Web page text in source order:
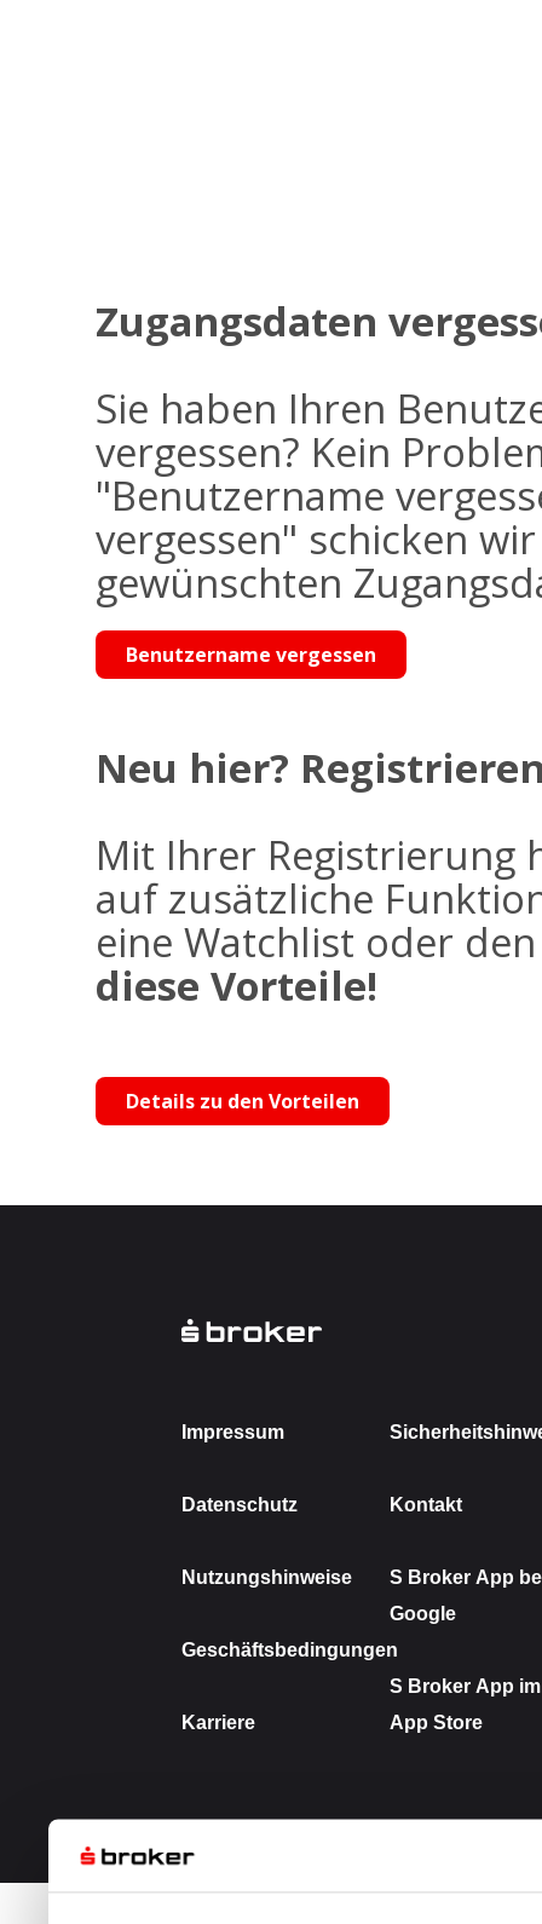
Zugangsdaten
Sie haben Ihren
vergessen? Kein
"Benutzername
vergessen" schicken
gewünschten
Benutzername vergessen
Neu hier?
Mit Ihrer Registrierung
auf zusätzliche
eine Watchlist oder
diese Vorteile!
Details zu den Vorteilen